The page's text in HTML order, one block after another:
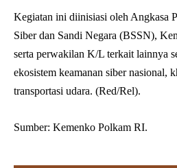
Kegiatan ini diinisiasi oleh Angkasa
Siber dan Sandi Negara (BSSN),
serta perwakilan K/L terkait lainnya
ekosistem keamanan siber nasional,
transportasi udara. (Red/Rel).
Sumber: Kemenko Polkam RI.